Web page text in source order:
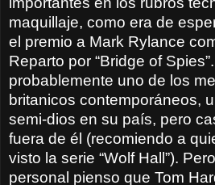
maquillaje, como era de
el premio a Mark Rylance
Reparto por “Bridge of
probablemente uno de los
britanicos contemporáneos,
semi-dios en su país, pero
fuera de él (recomiendo a
visto la serie “Wolf Hall”).
personal pienso que Tom